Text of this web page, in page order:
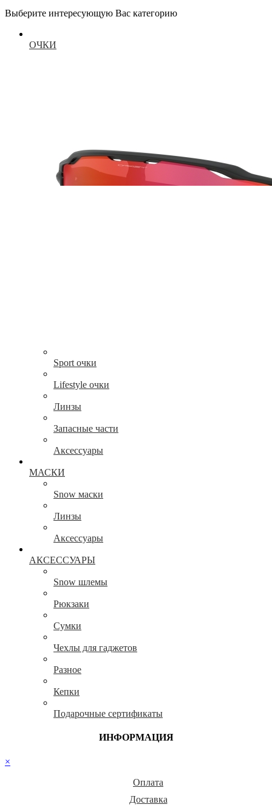
Выберите интересующую Вас категорию
ОЧКИ
Sport очки
Lifestyle очки
Линзы
Запасные части
Аксессуары
МАСКИ
Snow маски
Линзы
Аксессуары
АКСЕССУАРЫ
Snow шлемы
Рюкзаки
Сумки
Чехлы для гаджетов
Разное
Кепки
Подарочные сертификаты
ИНФОРМАЦИЯ
×
Оплата
Доставка